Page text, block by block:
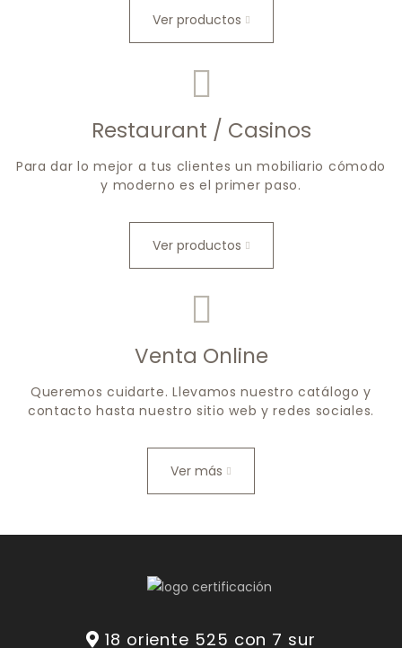
Ver productos
Restaurant / Casinos
Para dar lo mejor a tus clientes un mobiliario cómodo
y moderno es el primer paso.
Ver productos
Venta Online
Queremos cuidarte. Llevamos nuestro catálogo y
contacto hasta nuestro sitio web y redes sociales.
Ver más
18 oriente 525 con 7 sur